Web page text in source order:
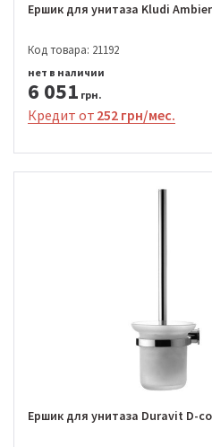
Ершик для унитаза Kludi
Код товара: 21192
6 051 грн.
нет в наличии
Кредит от 252 грн/мес.
Ершик для унитаза Duravit D-